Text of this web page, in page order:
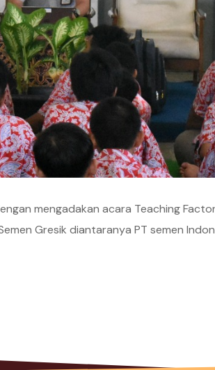
mengadakan acara Teaching
Gresik diantaranya PT semen